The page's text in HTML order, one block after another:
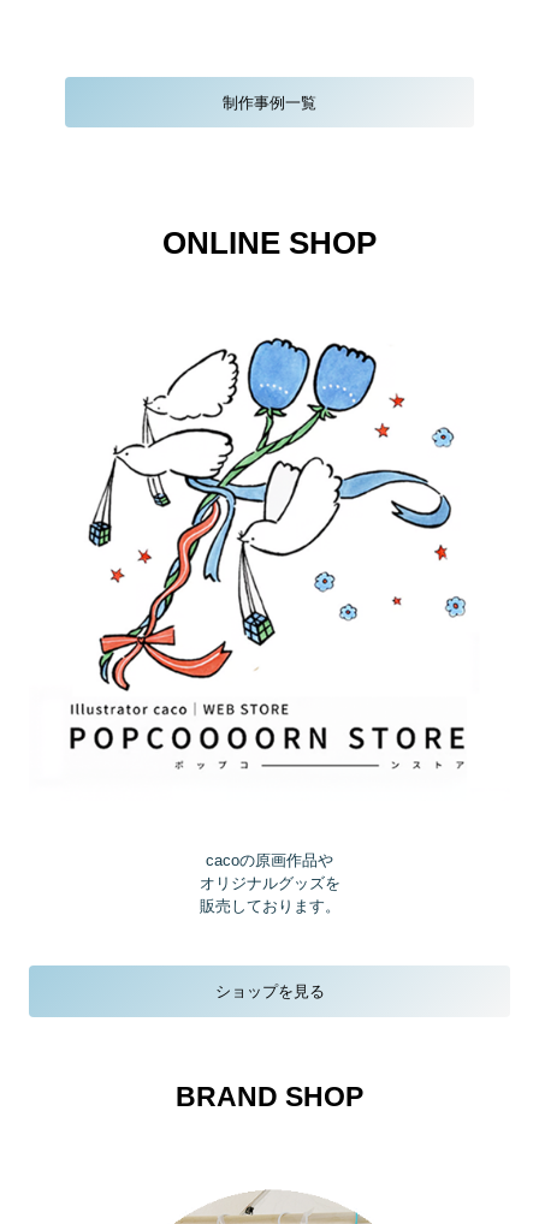
制作事例一覧
ONLINE SHOP
cacoの原画作品や
オリジナルグッズを
販売しております。
ショップを見る
BRAND SHOP